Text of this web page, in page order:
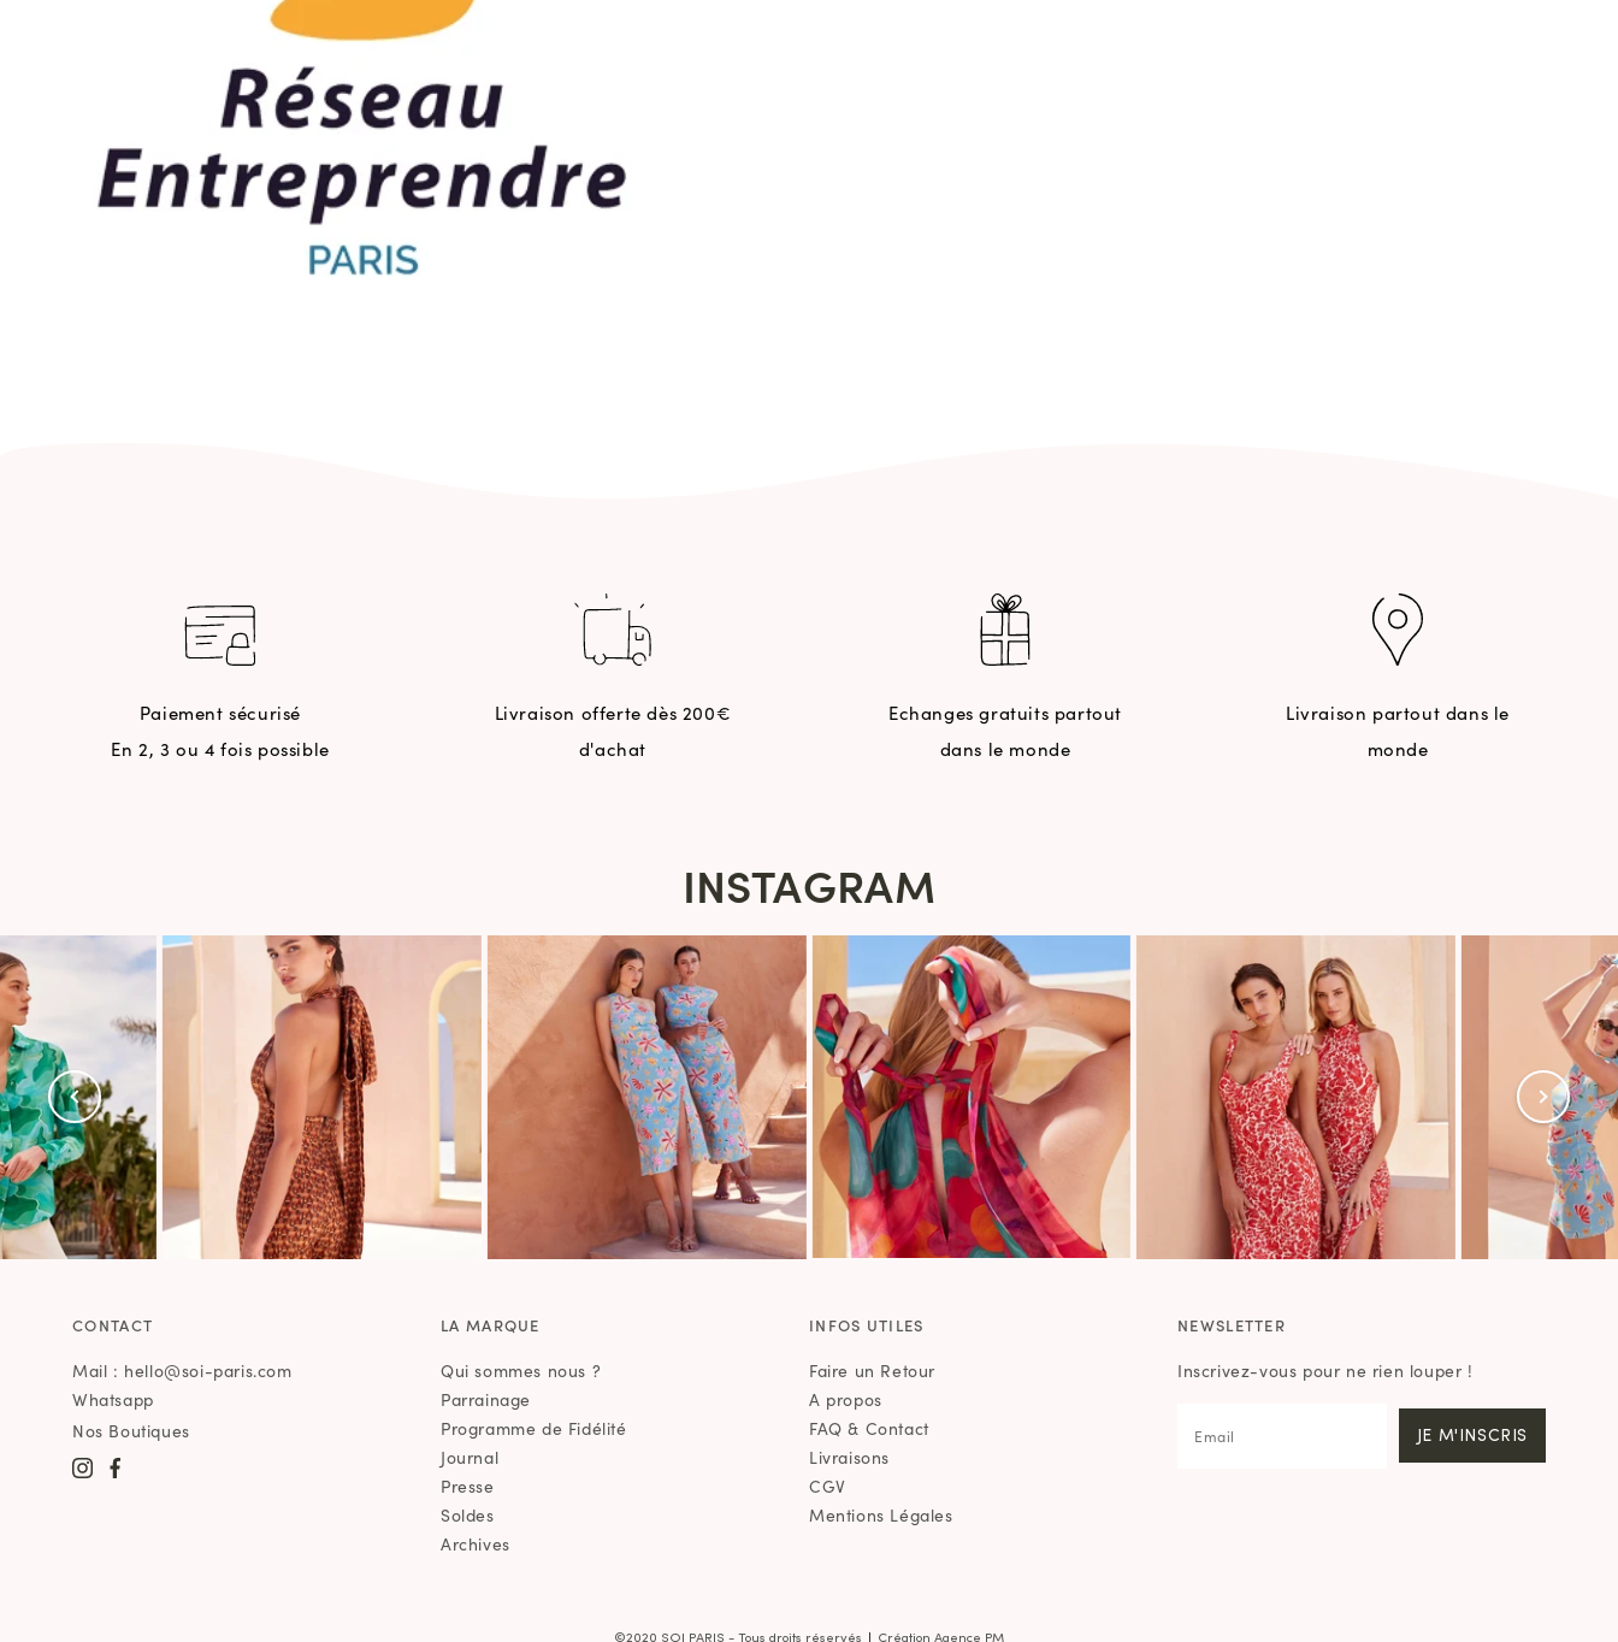
Paiement sécurisé
En 2, 3 ou 4 fois possible
Livraison offerte dès 200€
d'achat
Echanges gratuits partout
dans le monde
Livraison partout dans le
monde
INSTAGRAM
CONTACT
Mail : hello@soi-paris.com
Whatsapp
Nos Boutiques
LA MARQUE
Qui sommes nous ?
Parrainage
Programme de Fidélité
Journal
Presse
Soldes
Archives
INFOS UTILES
Faire un Retour
A propos
FAQ & Contact
Livraisons
CGV
Mentions Légales
NEWSLETTER
Inscrivez-vous pour ne rien louper !
JE M'INSCRIS
©2020 SOI PARIS - Tous droits réservés Création Agence PM